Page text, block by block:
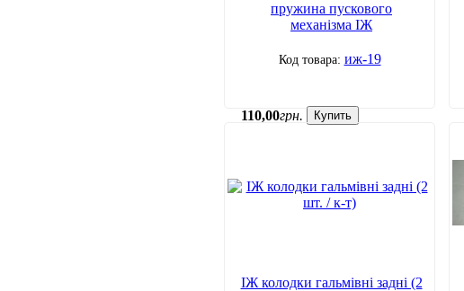
пружина пускового
механізма ІЖ
иж-19
110,00грн. Купить
ІЖ колодки гальмівні задні (2